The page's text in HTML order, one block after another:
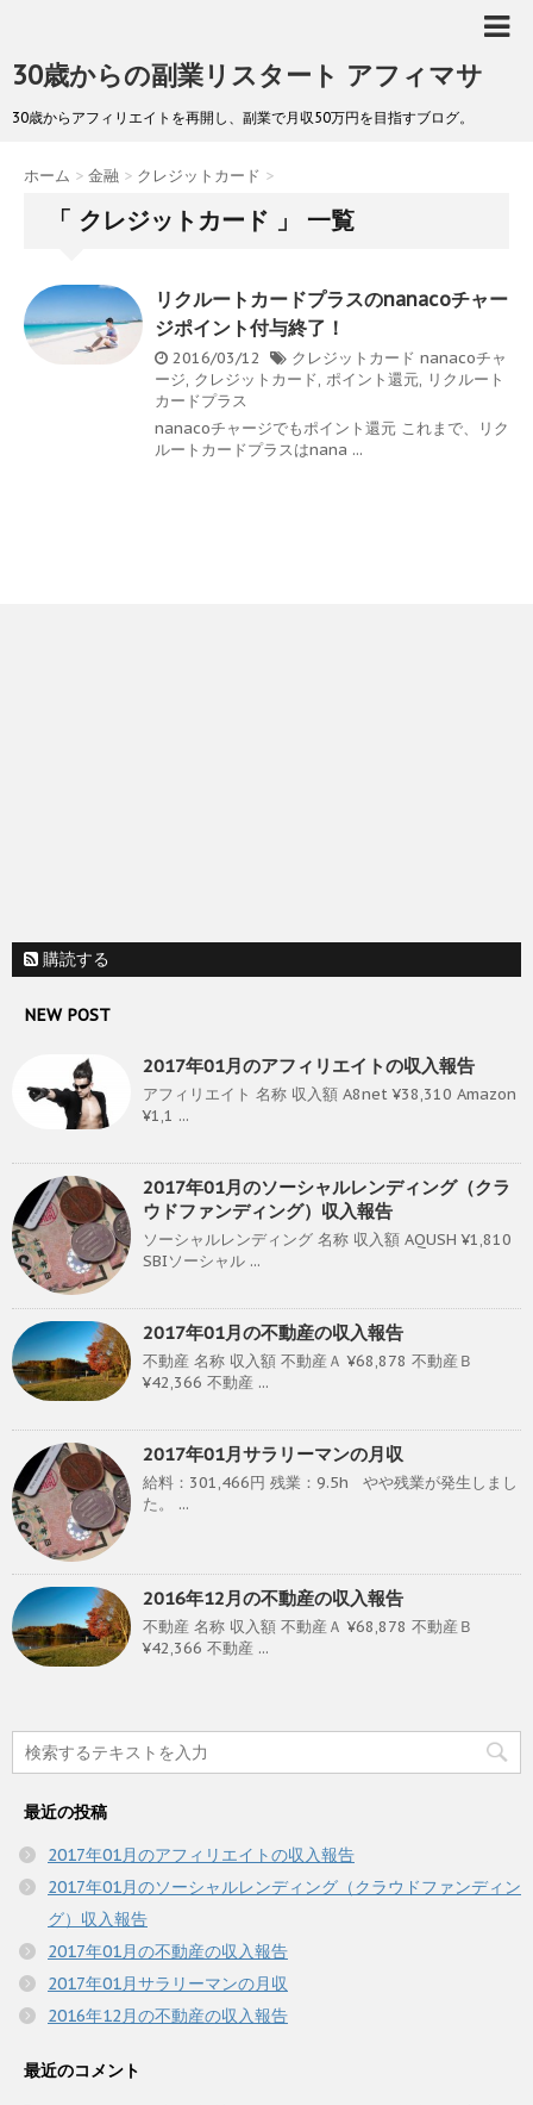
30歳からの副業リスタート アフィマサ
30歳からアフィリエイトを再開し、副業で月収50万円を目指すブログ。
ホーム > 金融 > クレジットカード >
「 クレジットカード 」 一覧
リクルートカードプラスのnanacoチャー
ジポイント付与終了！
2016/03/12 クレジットカード nanacoチャ
ージ, クレジットカード, ポイント還元, リクルート
カードプラス
nanacoチャージでもポイント還元 これまで、リク
ルートカードプラスはnana ...
購読する
NEW POST
2017年01月のアフィリエイトの収入報告
アフィリエイト 名称 収入額 A8net ¥38,310 Amazon
¥1,1 ...
2017年01月のソーシャルレンディング（クラ
ウドファンディング）収入報告
ソーシャルレンディング 名称 収入額 AQUSH ¥1,810
SBIソーシャル ...
2017年01月の不動産の収入報告
不動産 名称 収入額 不動産Ａ ¥68,878 不動産Ｂ
¥42,366 不動産 ...
2017年01月サラリーマンの月収
給料：301,466円 残業：9.5h やや残業が発生しまし
た。 ...
2016年12月の不動産の収入報告
不動産 名称 収入額 不動産Ａ ¥68,878 不動産Ｂ
¥42,366 不動産 ...
最近の投稿
2017年01月のアフィリエイトの収入報告
2017年01月のソーシャルレンディング（クラウドファンディン
グ）収入報告
2017年01月の不動産の収入報告
2017年01月サラリーマンの月収
2016年12月の不動産の収入報告
最近のコメント